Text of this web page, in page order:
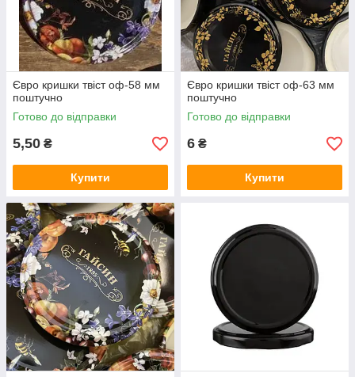
Євро кришки твіст оф-58 мм
поштучно
Готово до відправки
5,50 ₴
Купити
Євро кришки твіст оф-63 мм
поштучно
Готово до відправки
6 ₴
Купити